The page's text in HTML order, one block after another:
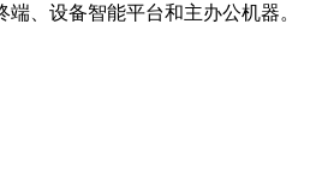
、设备智能平台和主办公机器。